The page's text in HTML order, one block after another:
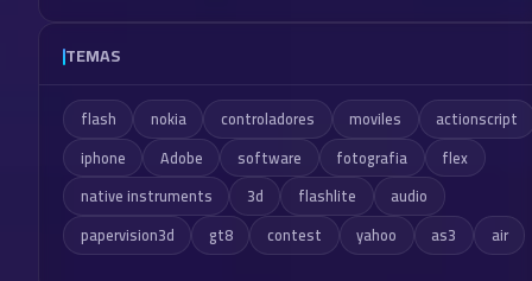
TEMAS
flash nokia controladores moviles
actionscript
iphone
Adobe software fotografia
flex
native instruments
3d flashlite
audio
papervision3d
gt8 contest yahoo as3 air